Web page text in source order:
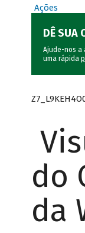
Ações
DÊ SUA
Ajude-nos a
uma rápida
do
da